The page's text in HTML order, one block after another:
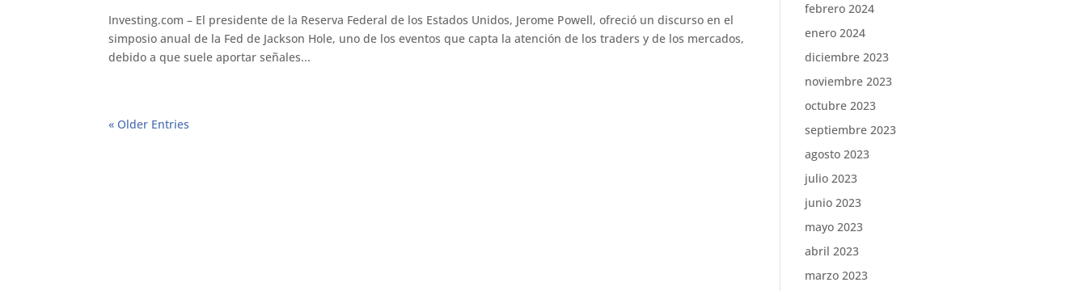
Investing.com – El presidente de la Reserva Federal de los Estados Unidos, Jerome Powell, ofreció un discurso en el
simposio anual de la Fed de Jackson Hole, uno de los eventos que capta la atención de los traders y de los mercados,
debido a que suele aportar señales...
« Older Entries
febrero 2024
enero 2024
diciembre 2023
noviembre 2023
octubre 2023
septiembre 2023
agosto 2023
julio 2023
junio 2023
mayo 2023
abril 2023
marzo 2023